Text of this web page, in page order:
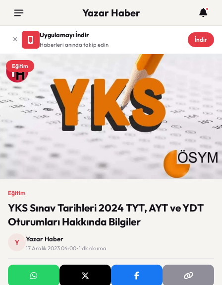
Yazar Haber
Uygulamayı İndir
Haberleri anında takip edin
İndir
Eğitim
Eğitim
YKS Sınav Tarihleri 2024 TYT, AYT ve YDT
Oturumları Hakkında Bilgiler
Y Yazar Haber
17 Aralık 2023 04:00 · 1 dk okuma